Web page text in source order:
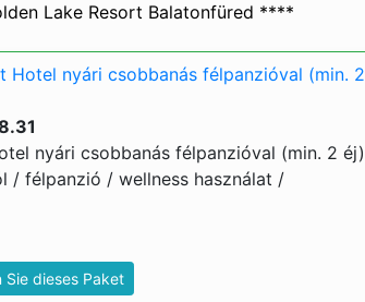
Lake Resort Balatonfüred ****
nyári csobbanás félpanzióval (min. 2
nyári csobbanás félpanzióval (min. 2 éj)
/ félpanzió / wellness használat /
Sie dieses Paket